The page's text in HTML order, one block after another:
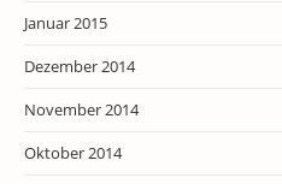
Januar 2015
Dezember 2014
November 2014
Oktober 2014